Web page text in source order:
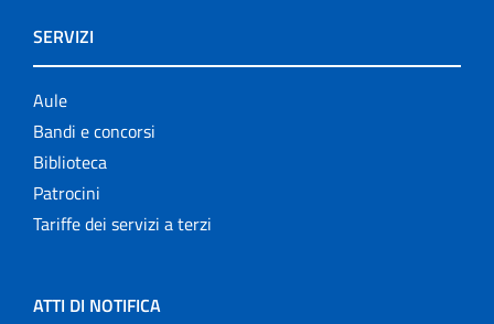
SERVIZI
Aule
Bandi e concorsi
Biblioteca
Patrocini
Tariffe dei servizi a terzi
ATTI DI NOTIFICA